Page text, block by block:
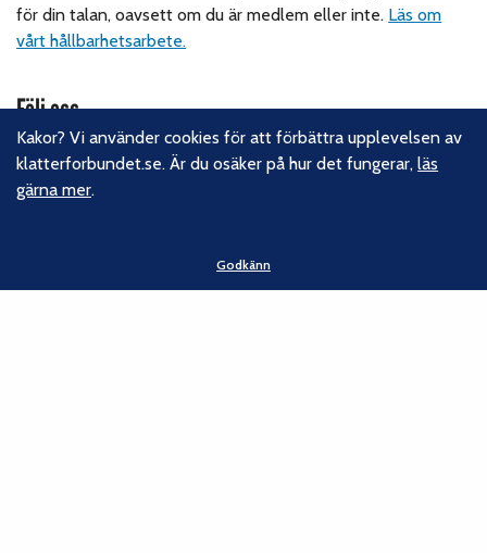
för din talan, oavsett om du är medlem eller inte. Läs om
vårt hållbarhetsarbete.
Följ oss
Facebook
Linkedin
Kontakt
Kakor? Vi använder cookies för att förbättra upplevelsen av
klatterforbundet.se. Är du osäker på hur det fungerar,läs
gärna mer.
Godkänn